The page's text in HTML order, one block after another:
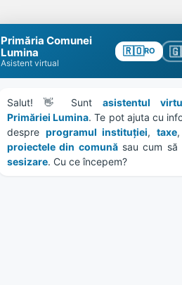
ORE DE LUCRU
Primăria Comunei
Lumina
Asistent virtual
🇷🇴RO
Salut! 👋 Sunt asistentul
Primăriei Lumina. Te pot ajuta cu
despre programul instituției, taxe
proiectele din comună
sesizare. Cu ce începem?